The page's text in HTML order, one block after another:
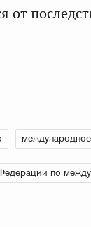
от
по